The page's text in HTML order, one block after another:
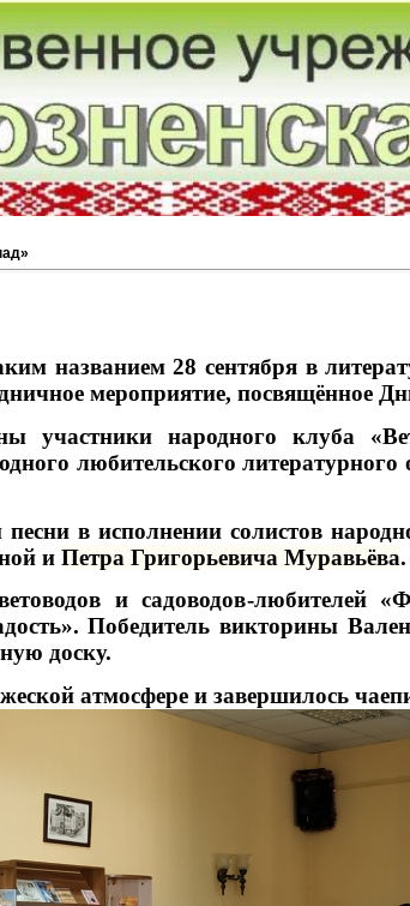
названием 28 сентября в
мероприятие, посвящённое
участники народного клуба
любительского
в исполнении солистов
и Петра Григорьевича Муравьёва.
и садоводов-любителей
Победитель викторины
доску.
атмосфере и завершилось